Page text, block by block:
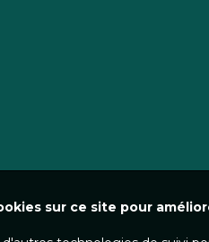
sur ce site pour